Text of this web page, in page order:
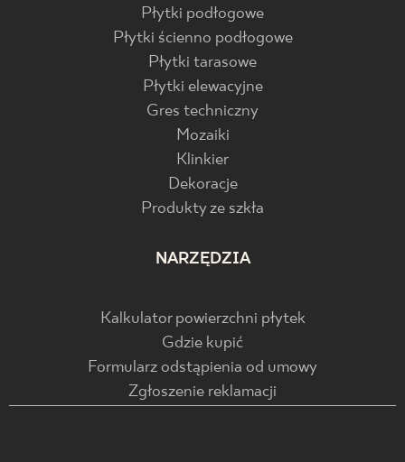
Płytki podłogowe
Płytki ścienno podłogowe
Płytki tarasowe
Płytki elewacyjne
Gres techniczny
Mozaiki
Klinkier
Dekoracje
Produkty ze szkła
NARZĘDZIA
Kalkulator powierzchni płytek
Gdzie kupić
Formularz odstąpienia od umowy
Zgłoszenie reklamacji